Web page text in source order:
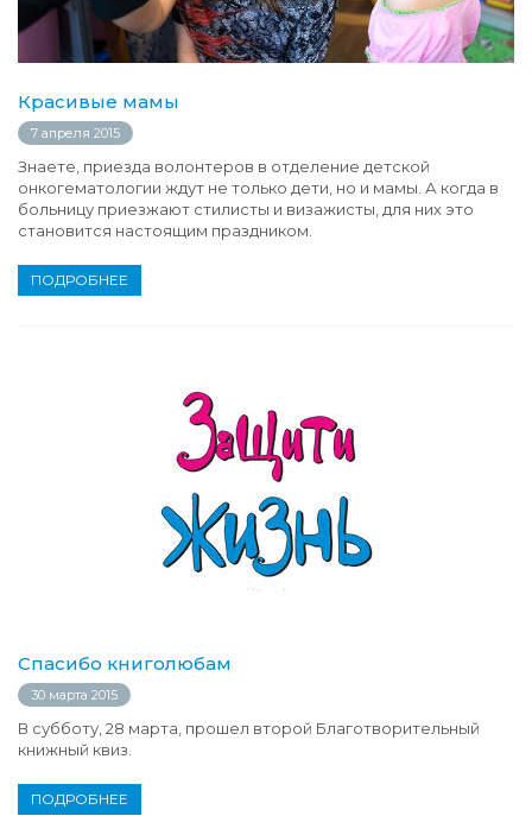
Красивые мамы
7 апреля 2015
Знаете, приезда волонтеров в отделение детской
онкогематологии ждут не только дети, но и мамы. А когда в
больницу приезжают стилисты и визажисты, для них это
становится настоящим праздником.
ПОДРОБНЕЕ
Спасибо книголюбам
30 марта 2015
В субботу, 28 марта, прошел второй Благотворительный
книжный квиз.
ПОДРОБНЕЕ